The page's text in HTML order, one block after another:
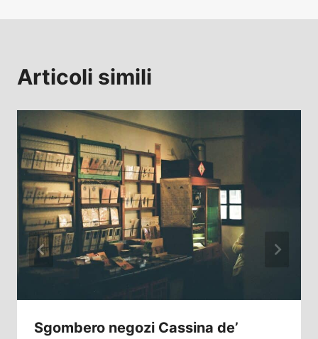
Articoli simili
Sgombero negozi Cassina de’